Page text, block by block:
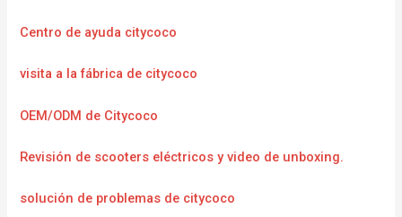
Centro de ayuda citycoco
visita a la fábrica de citycoco
OEM/ODM de Citycoco
Revisión de scooters eléctricos y video de unboxing.
solución de problemas de citycoco